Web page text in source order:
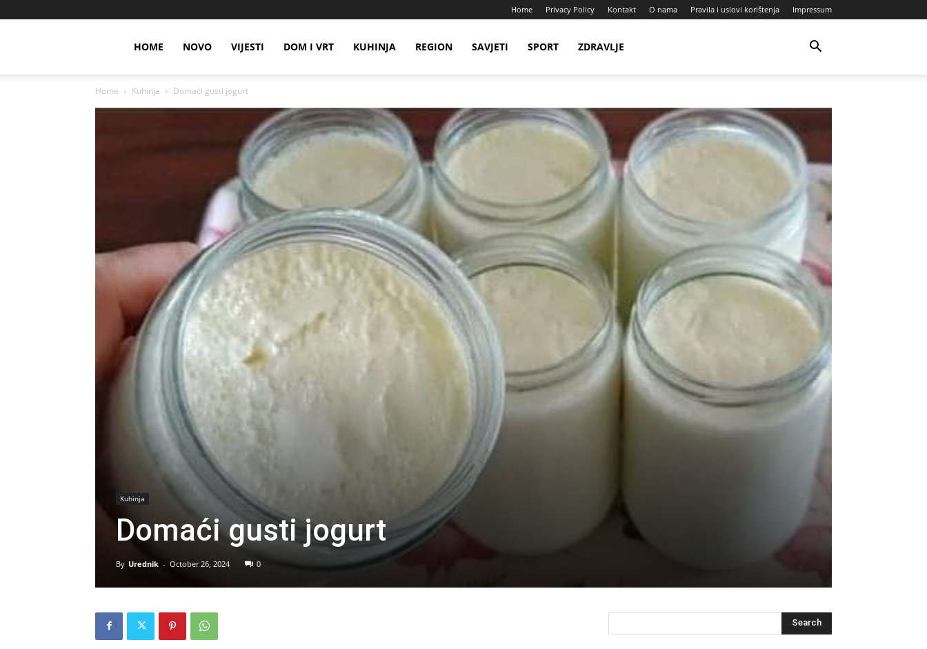
Home Privacy Policy Kontakt O nama Pravila i uslovi korištenja Impressum
HOME NOVO VIJESTI DOM I VRT KUHINJA REGION SAVJETI SPORT ZDRAVLJE
Home Kuhinja Domaći gusti jogurt
Kuhinja
Domaći gusti jogurt
By Urednik - October 26, 2024 0